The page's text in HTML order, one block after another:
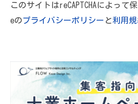
このサイトはreCAPTCHAによって
eのプライバシーポリシー と利用